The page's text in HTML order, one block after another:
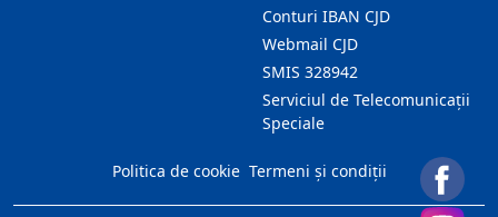
Conturi IBAN CJD
Webmail CJD
SMIS 328942
Serviciul de Telecomunicații
Speciale
Politica de cookie Termeni și condiții